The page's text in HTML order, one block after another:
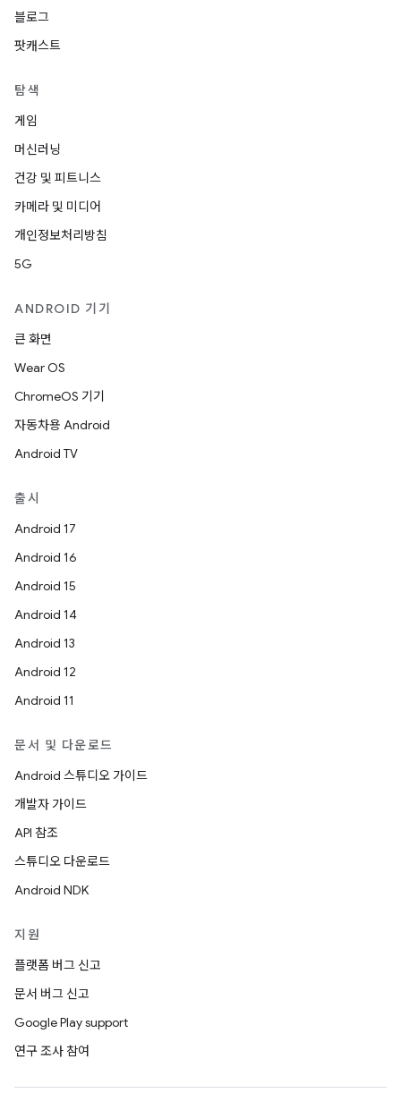
블로그
팟캐스트
탐색
게임
머신러닝
건강 및 피트니스
카메라 및 미디어
개인정보처리방침
5G
ANDROID 기기
큰 화면
Wear OS
ChromeOS 기기
자동차용 Android
Android TV
출시
Android 17
Android 16
Android 15
Android 14
Android 13
Android 12
Android 11
문서 및 다운로드
Android 스튜디오 가이드
개발자 가이드
API 참조
스튜디오 다운로드
Android NDK
지원
플랫폼 버그 신고
문서 버그 신고
Google Play support
연구 조사 참여